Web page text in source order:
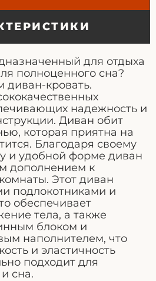
для отдыха
полноценного сна?
диван-кровать.
надежность и
Диван обит
которая приятна на
Благодаря своему
и удобной форме диван
дополнением к
Этот диван
подлокотниками и
обеспечивает
тела, а также
блоком и
наполнителем, что
и эластичность
подходит для
сна.